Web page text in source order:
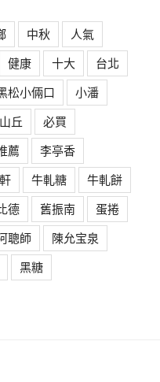
中秋
人氣
健康 十大
台北
松小倆口
小潘
丘
必買
薦
李亭香
牛軋糖
牛軋餅
德 舊振南
蛋捲
聰師
陳允宝泉
黑糖